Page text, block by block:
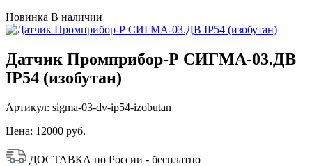
Новинка В наличии
Датчик Промприбор-Р СИГМА-03.ДВ
IP54 (изобутан)
Артикул: sigma-03-dv-ip54-izobutan
Цена: 12000 руб.
ДОСТАВКА по России - бесплатно